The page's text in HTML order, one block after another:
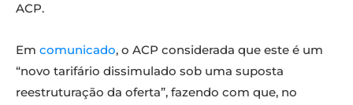
ACP.
Em comunicado, o ACP considerada que este é um
“novo tarifário dissimulado sob uma suposta
reestruturação da oferta”, fazendo com que, no